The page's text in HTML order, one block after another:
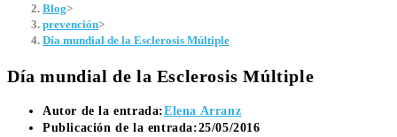
Blog>
prevención>
Día mundial de la Esclerosis Múltiple
Día mundial de la Esclerosis Múltiple
Autor de la entrada:Elena Arranz
Publicación de la entrada:25/05/2016